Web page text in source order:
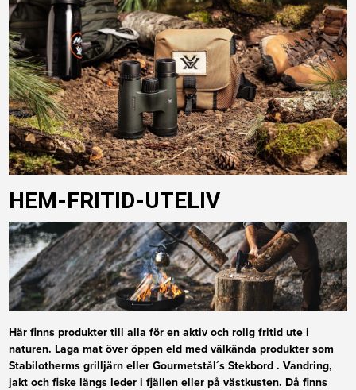
HEM-FRITID-UTELIV
Här finns produkter till alla för en aktiv och rolig fritid ute i
naturen. Laga mat över öppen eld medvälkända produkter som
Stabilotherms grilljärn eller Gourmetstål´s Stekbord . Vandring,
jakt och fiske längs leder i fjällen eller på västkusten. Då finns